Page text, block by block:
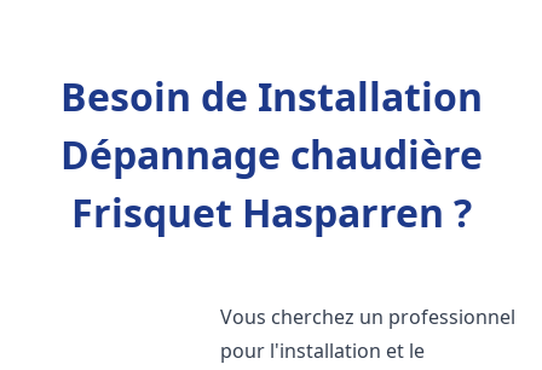
Besoin de Installation
Dépannage chaudière
Frisquet Hasparren ?
Vous cherchez un professionnel
pour l'installation et le